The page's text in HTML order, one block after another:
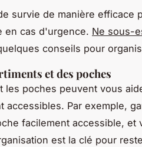
survie de manière efficace
en cas d'urgence. Ne sous-
conseils pour
et des poches
les poches peuvent vous
accessibles. Par exemple,
facilement accessible, et
est la clé pour